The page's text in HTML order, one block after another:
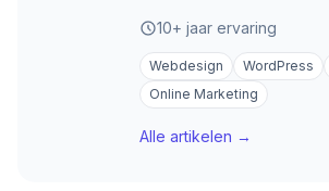
10+ jaar ervaring
Webdesign WordPress
Online Marketing
Alle artikelen →